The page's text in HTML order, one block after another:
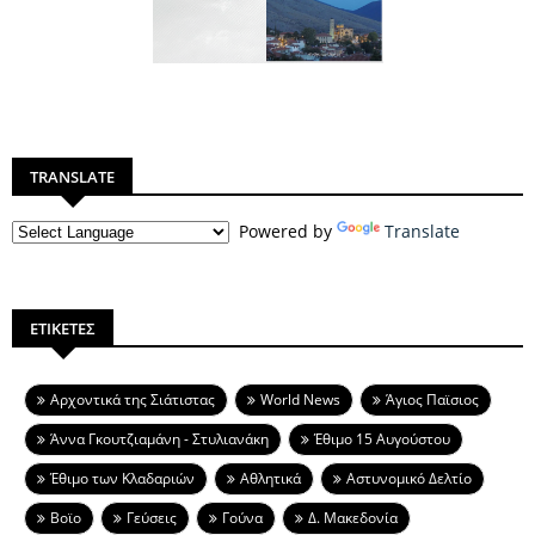
TRANSLATE
Powered by Translate
ΕΤΙΚΕΤΕΣ
Aρχοντικά της Σιάτιστας World News
Άγιος Παϊσιος
Άννα Γκουτζιαμάνη - Στυλιανάκη
Έθιμο 15 Αυγούστου
Έθιμο των Κλαδαριών
Αθλητικά
Αστυνομικό Δελτίο
Βοϊο
Γεύσεις Γούνα Δ. Μακεδονία